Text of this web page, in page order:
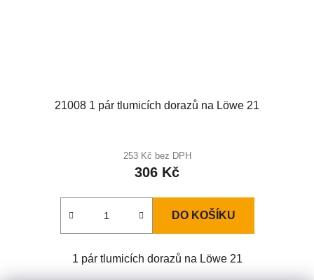
21008 1 pár tlumicích dorazů na Löwe 21
253 Kč bez DPH
306 Kč
DO KOŠÍKU
1 pár tlumicích dorazů na Löwe 21